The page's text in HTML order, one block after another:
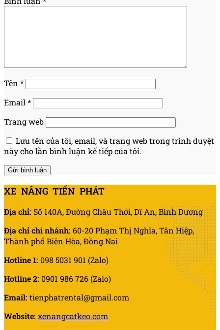
Tên *
Email *
Trang web
Lưu tên của tôi, email, và trang web trong trình duyệt
này cho lần bình luận kế tiếp của tôi.
XE NÂNG TIẾN PHÁT
Địa chỉ: Số 140A, Đường Châu Thới, Dĩ An, Bình Dương
Địa chỉ chi nhánh: 60-20 Phạm Thị Nghĩa, Tân Hiệp,
Thành phố Biên Hòa, Đồng Nai
Hotline 1: 098 5031 901 (Zalo)
Hotline 2: 0901 986 726 (Zalo)
Email: tienphatrental@gmail.com
Website: xenangcatkeo.com